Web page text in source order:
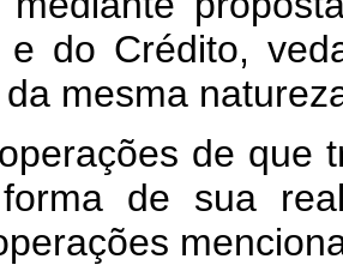
do Crédito,
mesma
de que
de sua